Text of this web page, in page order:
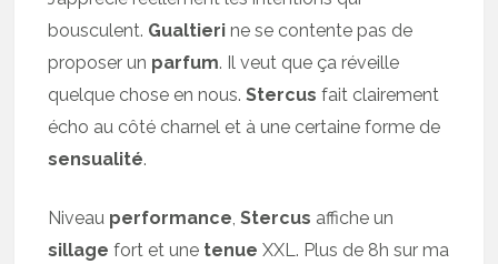
bousculent. Gualtieri ne se contente pas de
proposer un parfum. Il veut que ça réveille
quelque chose en nous.Stercus fait clairement
écho au côté charnel et à une certaine forme de
sensualité.
Niveau performance,Stercus affiche un
sillage fort et une tenue XXL. Plus de 8h sur ma